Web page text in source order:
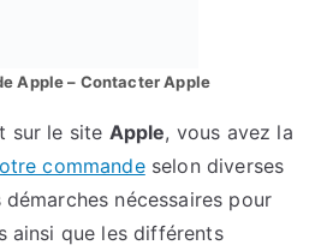
Apple – Contacter Apple
sur le site Apple, vous avez la
commandeselon diverses
nécessaires pour
ainsi que les différents